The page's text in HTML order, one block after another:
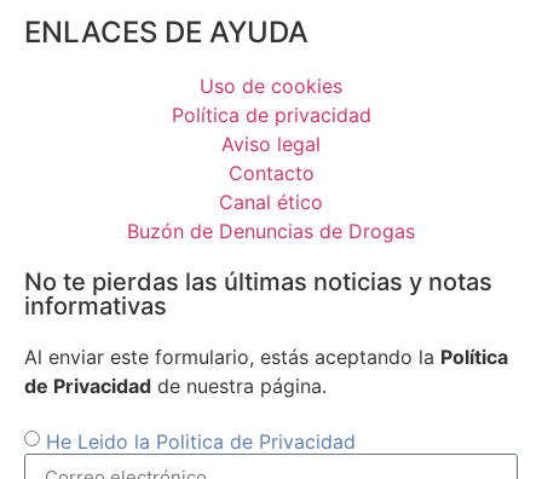
ENLACES DE AYUDA
Uso de cookies
Política de privacidad
Aviso legal
Contacto
Canal ético
Buzón de Denuncias de Drogas
No te pierdas las últimas noticias y notas
informativas
Al enviar este formulario, estás aceptando la Política
de Privacidad de nuestra página.
He Leido la Politica de Privacidad